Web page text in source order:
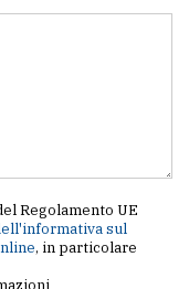
Regolamento UE
sul
, in particolare